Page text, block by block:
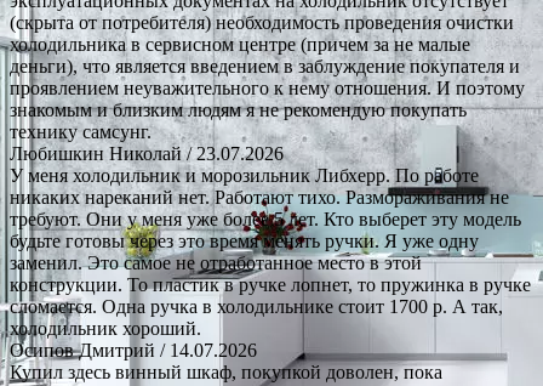
(скрыта от потребителя) необходимость проведения очистки
холодильника в сервисном центре (причем за не малые
деньги), что является введением в заблуждение покупателя и
проявлением неуважительного к нему отношения. И поэтому
знакомым и близким людям я не рекомендую покупать
технику самсунг.
Любишкин Николай/ 23.07.2026
У меня холодильник и морозильник Либхерр. По работе
никаких нареканий нет. Работают тихо. Размораживания не
требуют. Они у меня уже более 5 лет. Кто выберет эту модель
будьте готовы через это время менять ручки. Я уже одну
заменил. Это самое не отработанное место в этой
конструкции. То пластик в ручке лопнет, то пружинка в ручке
сломается. Одна ручка в холодильнике стоит 1700 р. А так,
холодильник хороший.
Осипов Дмитрий / 14.07.2026
Купил здесь винный шкаф, покупкой доволен, пока